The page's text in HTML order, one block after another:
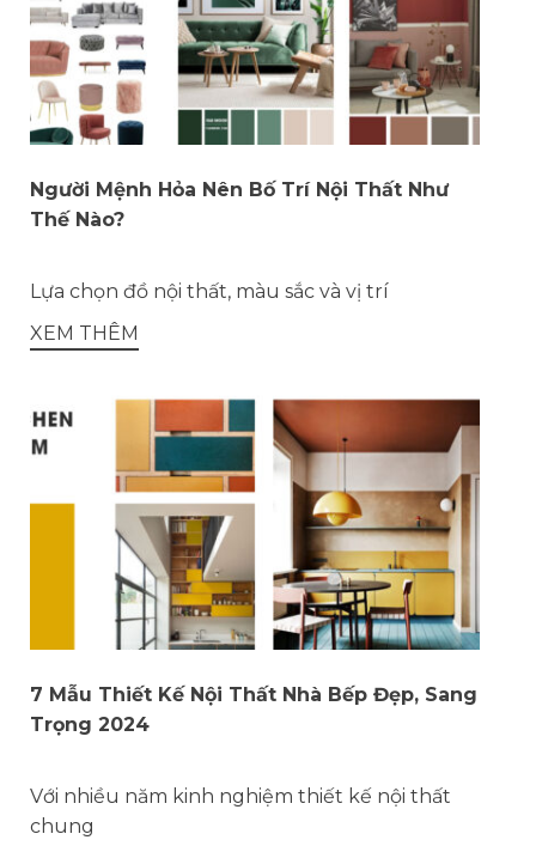
Người Mệnh Hỏa Nên Bố Trí Nội Thất Như
Thế Nào?
Lựa chọn đồ nội thất, màu sắc và vị trí
XEM THÊM
7 Mẫu Thiết Kế Nội Thất Nhà Bếp Đẹp, Sang
Trọng 2024
Với nhiều năm kinh nghiệm thiết kế nội thất
chung